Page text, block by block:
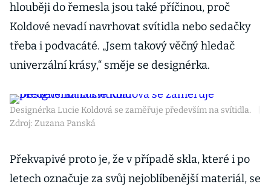
hlouběji do řemesla jsou také příčinou, proč
Koldové nevadí navrhovat svítidla nebo sedačky
třeba i podvacáté. „Jsem takový věčný hledač
univerzální krásy,“ směje se designérka.
Designérka Lucie Koldová se zaměřuje především na svítidla.
Zdroj: Zuzana Panská
Překvapivé proto je, že v případě skla, které i po
letech označuje za svůj nejoblíbenější materiál, se